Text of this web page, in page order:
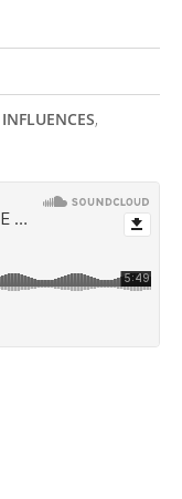
INFLUENCES,